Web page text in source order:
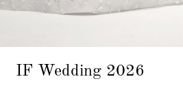
IF Wedding 2026